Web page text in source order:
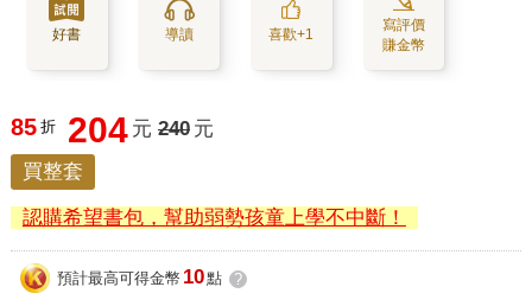
好書 導讀 喜歡+1
寫評價
賺金幣
85 折 204 元 240 元
買整套
認購希望書包，幫助弱勢孩童上學不中斷！
預計最高可得金幣 10點 ?